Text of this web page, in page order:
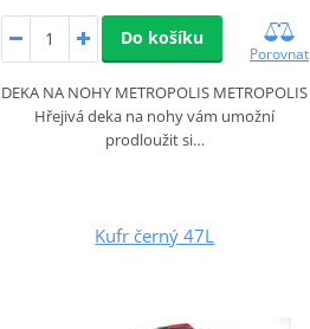
Do košíku
Porovnat
DEKA NA NOHY METROPOLIS METROPOLIS
Hřejivá deka na nohy vám umožní
prodloužit si…
Kufr černý 47L